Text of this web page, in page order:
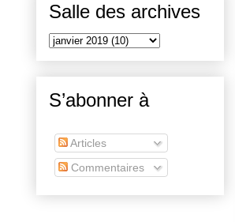
Salle des archives
S’abonner à
Articles
Commentaires